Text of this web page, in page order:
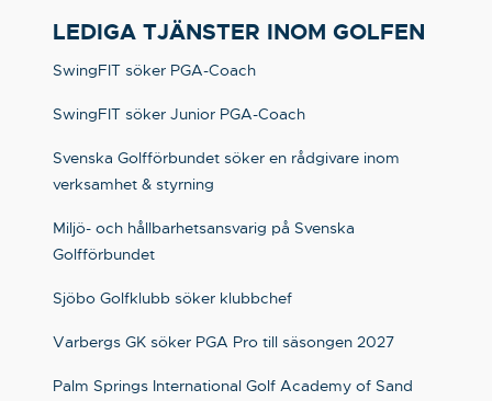
LEDIGA TJÄNSTER INOM GOLFEN
SwingFIT söker PGA-Coach
SwingFIT söker Junior PGA-Coach
Svenska Golfförbundet söker en rådgivare inom
verksamhet & styrning
Miljö- och hållbarhetsansvarig på Svenska
Golfförbundet
Sjöbo Golfklubb söker klubbchef
Varbergs GK söker PGA Pro till säsongen 2027
Palm Springs International Golf Academy of Sand